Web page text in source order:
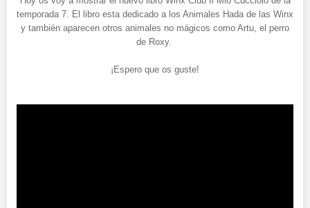
temporada 7. El libro esta dedicado a los Animales Hada de las Winx
y también aparecen otros animales no mágicos como Artu, el perro
de Roxy.
¡Espero que os guste!